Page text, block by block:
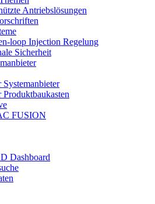
Antriebslösungen
loop Injection Regelung
Sicherheit
FUSION
Dashboard